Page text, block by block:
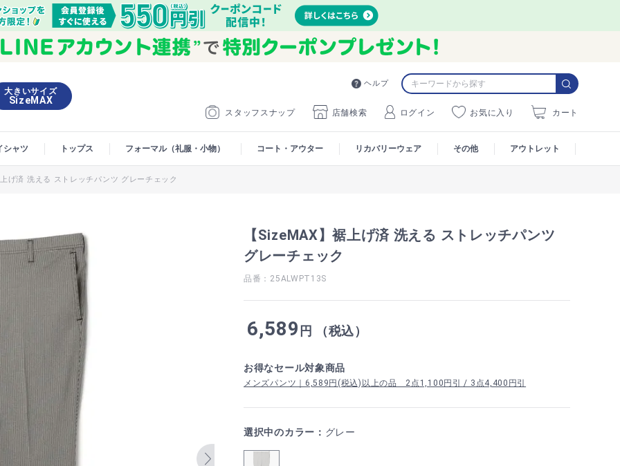
ヘルプ
スタッフスナップ 店舗検索 ログイン お気に入り カート
大きいサイズ
SizeMAX
シャツ トップス フォーマル（礼服・小物） コート・アウター リカバリーウェア その他 アウトレット
げ済 洗える ストレッチパンツ グレーチェック
【SizeMAX】裾上げ済 洗える ストレッチパンツ
グレーチェック
品番：25ALWPT13S
6,589 円 （税込）
お得なセール対象商品
メンズパンツ｜6,589円(税込)以上の品 2点1,100円引 / 3点4,400円引
選択中のカラー： グレー